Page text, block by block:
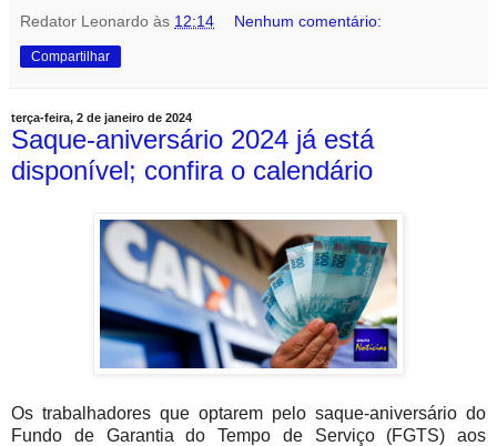
Redator Leonardo às 12:14 Nenhum comentário:
Compartilhar
terça-feira, 2 de janeiro de 2024
Saque-aniversário 2024 já está
disponível; confira o calendário
Os trabalhadores que optarem pelo saque-aniversário do
Fundo de Garantia do Tempo de Serviço (FGTS) aos